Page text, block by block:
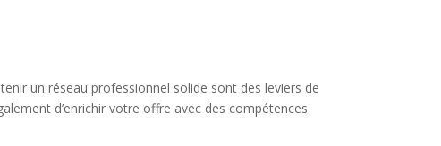
un réseau professionnel solide sont des leviers de
d’enrichir votre offre avec des compétences